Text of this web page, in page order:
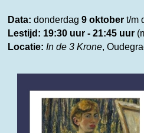
Data: donderdag9 oktobert/m
Lestijd: 19:30 uur - 21:45 uur
Locatie: In de 3 Krone,